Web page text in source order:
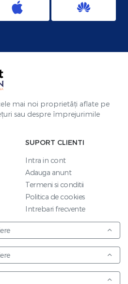
mai noi proprietăți aflate pe
sau despre împrejurimile
SUPORT CLIENTI
Intra in cont
Adauga anunt
Termeni si conditii
Politica de cookies
Intrebari frecvente